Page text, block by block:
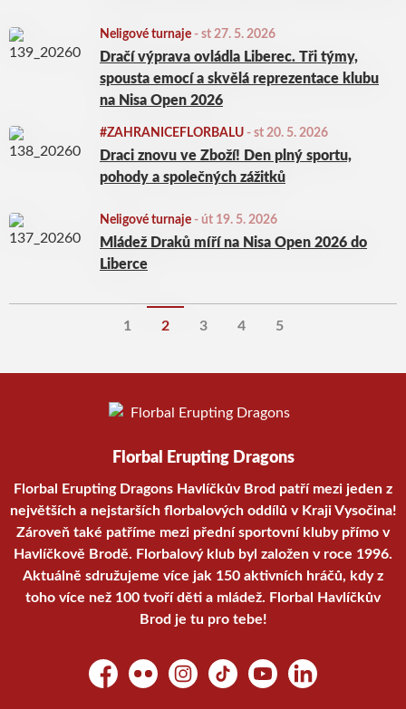
Neligové turnaje - st 27. 5. 2026
Dračí výprava ovládla Liberec. Tři týmy,
spousta emocí a skvělá reprezentace klubu
na Nisa Open 2026
#ZAHRANICEFLORBALU - st 20. 5. 2026
Draci znovu ve Zboží! Den plný sportu,
pohody a společných zážitků
Neligové turnaje - út 19. 5. 2026
Mládež Draků míří na Nisa Open 2026 do
Liberce
1 2 3 4 5
Florbal Erupting Dragons
Florbal Erupting Dragons Havlíčkův Brod patří mezi jeden z
největších a nejstarších florbalových oddílů v Kraji Vysočina!
Zároveň také patříme mezi přední sportovní kluby přímo v
Havlíčkově Brodě. Florbalový klub byl založen v roce 1996.
Aktuálně sdružujeme více jak 150 aktivních hráčů, kdy z
toho více než 100 tvoří děti a mládež. Florbal Havlíčkův
Brod je tu pro tebe!
FacebookFlickr Instagram
TikTok YouTubeLinkedIn